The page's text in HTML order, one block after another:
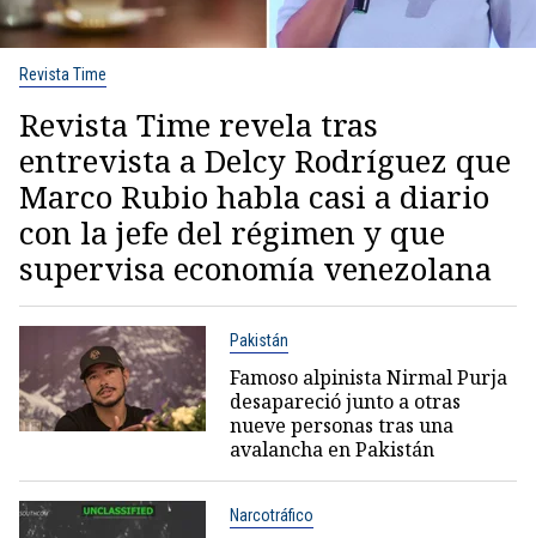
Revista Time
Revista Time revela tras
entrevista a Delcy Rodríguez que
Marco Rubio habla casi a diario
con la jefe del régimen y que
supervisa economía venezolana
Pakistán
Famoso alpinista Nirmal Purja
desapareció junto a otras
nueve personas tras una
avalancha en Pakistán
Narcotráfico